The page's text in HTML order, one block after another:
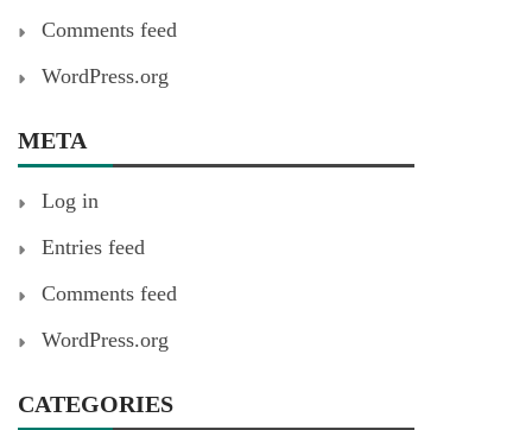
Comments feed
WordPress.org
META
Log in
Entries feed
Comments feed
WordPress.org
CATEGORIES